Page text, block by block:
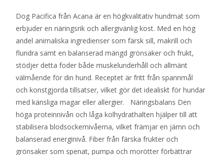
Dog Pacifica från Acana är en högkvalitativ hundmat som
erbjuder en näringsrik och allergivänlig kost. Med en hög
andel animaliska ingredienser som färsk sill, makrill och
flundra samt en balanserad mängd grönsaker och frukt,
stödjer detta foder både muskelunderhåll och allmänt
välmående för din hund. Receptet är fritt från spannmål
och konstgjorda tillsatser, vilket gör det idealiskt för hundar
med känsliga magar eller allergier. Näringsbalans Den
höga proteinnivån och låga kolhydrathalten hjälper till att
stabilisera blodsockernivåerna, vilket främjar en jämn och
balanserad energinivå. Fiber från färska frukter och
grönsaker som spenat, pumpa och morötter förbättrar